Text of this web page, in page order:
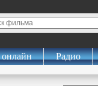
Радио